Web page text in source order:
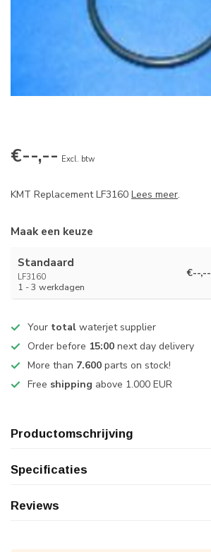
€--,-- Excl. btw
KMT Replacement LF3160 Lees meer.
Maak een keuze
Standaard
LF3160
1 - 3 werkdagen
€--,--
Your total waterjet supplier
Order before 15:00 next day delivery
More than 7.600 parts on stock!
Free shipping above 1.000 EUR
Productomschrijving
Specificaties
Reviews